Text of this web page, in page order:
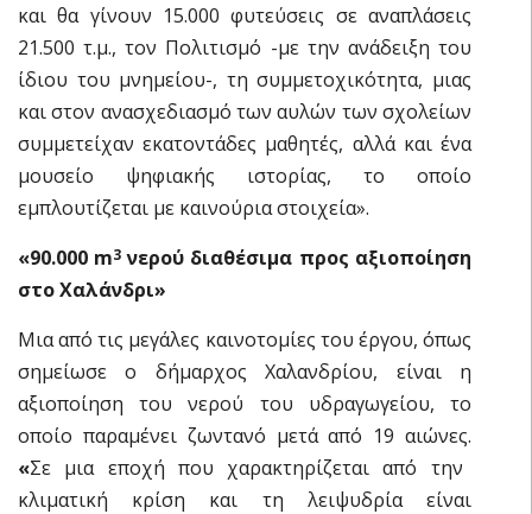
και θα γίνουν 15.000 φυτεύσεις σε αναπλάσεις
21.500 τ.μ., τον Πολιτισμό -με την ανάδειξη του
ίδιου του μνημείου-, τη συμμετοχικότητα, μιας
και στον ανασχεδιασμό των αυλών των σχολείων
συμμετείχαν εκατοντάδες μαθητές, αλλά και ένα
μουσείο ψηφιακής ιστορίας, το οποίο
εμπλουτίζεται με καινούρια στοιχεία».
«90.000 m3νερού διαθέσιμα προς αξιοποίηση
στο Χαλάνδρι»
Μια από τις μεγάλες καινοτομίες του έργου, όπως
σημείωσε ο δήμαρχος Χαλανδρίου, είναι η
αξιοποίηση του νερού του υδραγωγείου, το
οποίο παραμένει ζωντανό μετά από 19 αιώνες.
«Σε μια εποχή που χαρακτηρίζεται από την
κλιματική κρίση και τη λειψυδρία είναι